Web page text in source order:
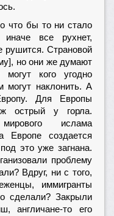
что бы то ни стало
все рухнет,
рушится. Страновой
но они же думают
кого угодно
могут наклонить. А
Для Европы
острый у горла.
ислама
Европе создается
это уже загнана.
проблему
Вдруг, ни с того,
иммигранты
сделали? Закрыли
англичане-то его